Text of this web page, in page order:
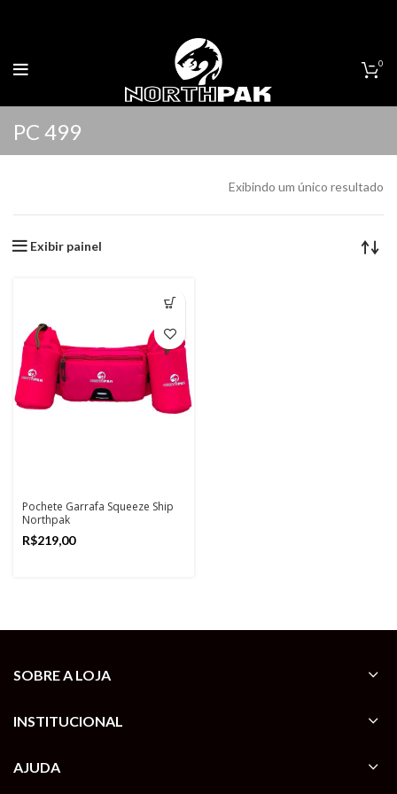
0
PC 499
Exibindo um único resultado
Exibir painel
Pochete Garrafa Squeeze Ship
Northpak
R$
SOBRE A LOJA
INSTITUCIONAL
AJUDA